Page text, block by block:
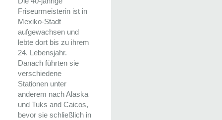
Friseurmeisterin ist in
Mexiko-Stadt
aufgewachsen und
lebte dort bis zu ihrem
24. Lebensjahr.
Danach führten sie
verschiedene
Stationen unter
anderem nach Alaska
und Tuks and Caicos,
bevor sie schließlich in